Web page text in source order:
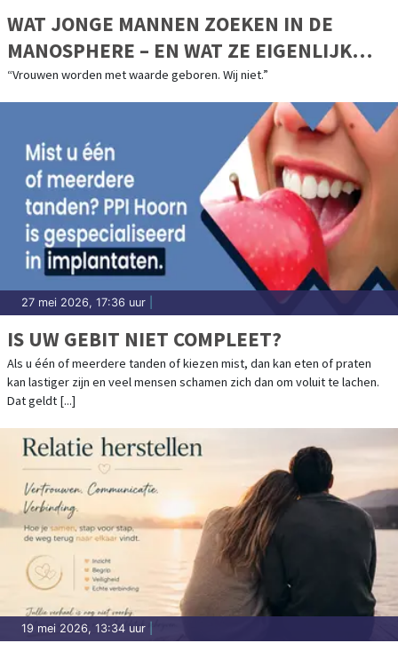
WAT JONGE MANNEN ZOEKEN IN DE
MANOSPHERE – EN WAT ZE EIGENLIJK
MISSEN
“Vrouwen worden met waarde geboren. Wij niet.”
27 mei 2026, 17:36 uur
IS UW GEBIT NIET COMPLEET?
Als u één of meerdere tanden of kiezen mist, dan kan eten of praten
kan lastiger zijn en veel mensen schamen zich dan om voluit te lachen.
Dat geldt [...]
19 mei 2026, 13:34 uur